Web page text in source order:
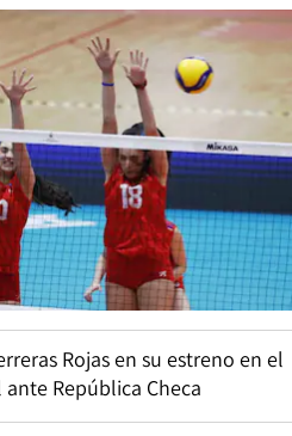
Rojas en su estreno en el
República Checa